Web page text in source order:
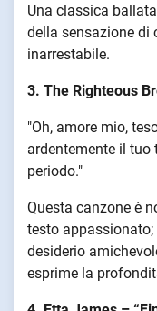
Una classica
della sensazione di
inarrestabile.
3. The Righteous
"Oh, amore mio,
ardentemente il tuo
periodo."
Questa canzone è
testo
desiderio
esprime la